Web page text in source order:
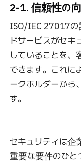
2-1. 信頼性の
ISO/IEC 27017の
ドサービスがセ
していることを
できます。これに
ークホルダーから
す。
セキュリティは企
重要な要件のひと